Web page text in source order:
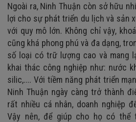
Ngoài ra, Ninh Thuận còn sở hữu
lợi cho sự phát triển du lịch và sản
với quy mô lớn. Không chỉ vậy,
cũng khá phong phú và đa dạng,
số loại có trữ lượng cao và mang
khai thác công nghiệp như: nước
silic,.... Với tiềm năng phát triển
Ninh Thuận ngày càng trở thành
rất nhiều cá nhân, doanh nghiệp
Vậy nên, để giúp cho họ có thể